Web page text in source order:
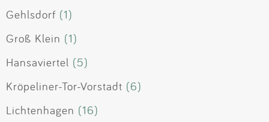
Gehlsdorf (1)
Groß Klein (1)
Hansaviertel (5)
Kröpeliner-Tor-Vorstadt (6)
Lichtenhagen (16)